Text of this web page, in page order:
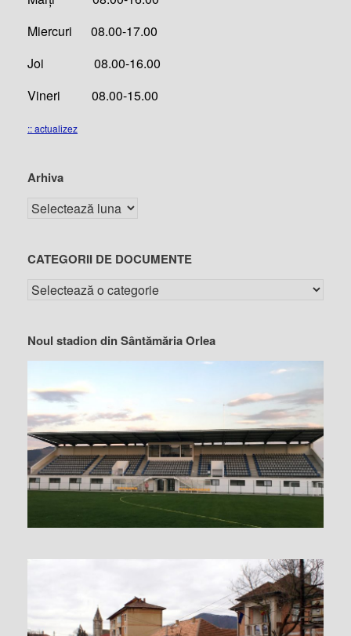
Miercuri 08.00-17.00
Joi 08.00-16.00
Vineri 08.00-15.00
:: actualizez
Arhiva
CATEGORII DE DOCUMENTE
Noul stadion din Sântămăria Orlea